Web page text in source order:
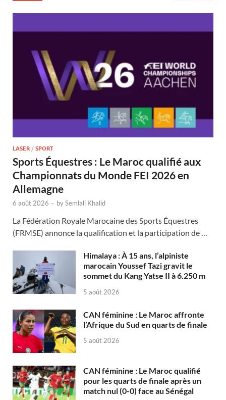
LASER / SPORT
Sports Équestres : Le Maroc qualifié aux
Championnats du Monde FEI 2026 en
Allemagne
6 août 2026 - bySemlali Khalid
La Fédération Royale Marocaine des Sports Équestres
(FRMSE) annonce la qualification et la participation de …
Himalaya : À 15 ans, l’alpiniste
marocain Youssef Tazi gravit le
sommet du Kang Yatse II à 6.250 m
5 août 2026
CAN féminine : Le Maroc affronte
l’Afrique du Sud en quarts de finale
5 août 2026
CAN féminine : Le Maroc qualifié
pour les quarts de finale après un
match nul (0-0) face au Sénégal